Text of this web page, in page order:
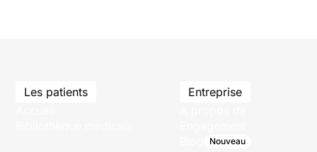
Les patients
Entreprise
Nouveau